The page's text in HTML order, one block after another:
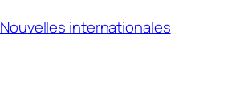
Nouvelles internationales